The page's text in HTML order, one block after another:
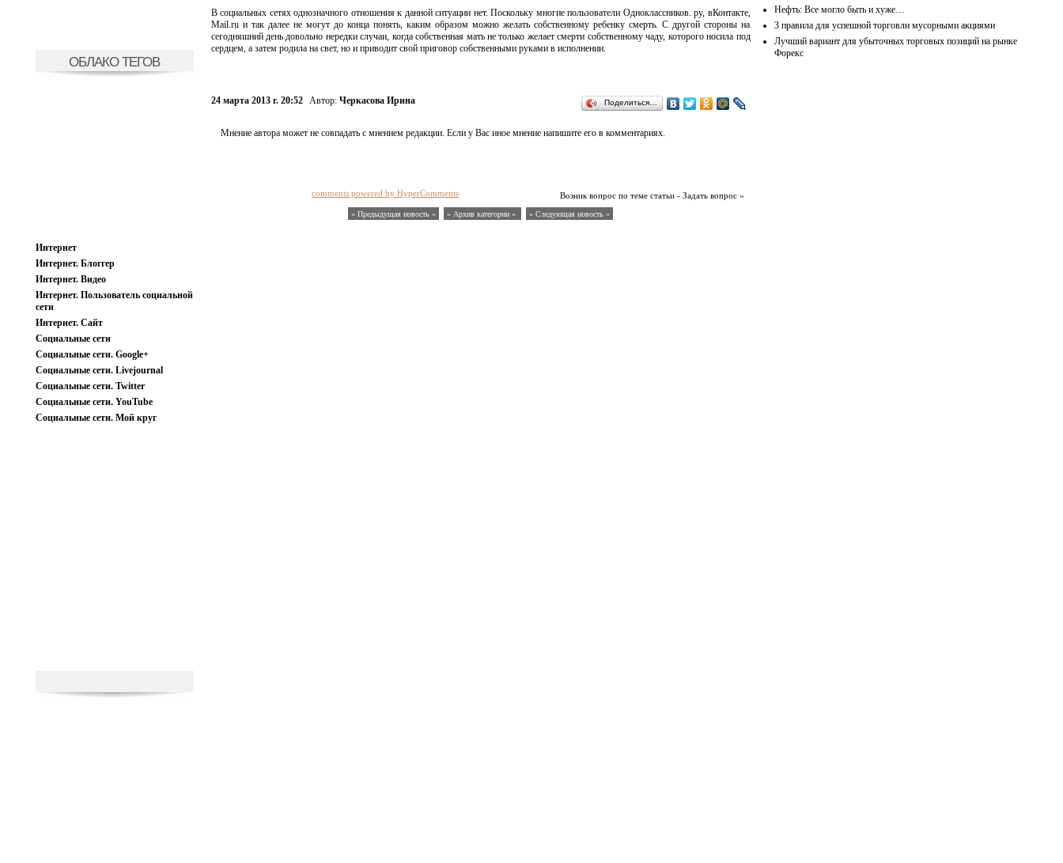
ОБЛАКО ТЕГОВ
Интернет
Интернет. Блоггер
Интернет. Видео
Интернет. Пользователь социальной
сети
Интернет. Сайт
Социальные сети
Социальные сети. Google+
Социальные сети. Livejournal
Социальные сети. Twitter
Социальные сети. YouTube
Социальные сети. Мой круг
В социальных сетях однозначного отношения к данной ситуации нет. Поскольку многие пользователи Одноклассников. ру, вКонтакте,
Mail.ru и так далее не могут до конца понять, каким образом можно желать собственному ребенку смерть. С другой стороны на
сегодняшний день довольно нередки случаи, когда собственная мать не только желает смерти собственному чаду, которого носила под
сердцем, а затем родила на свет, но и приводит свой приговор собственными руками в исполнении.
24 марта 2013 г. 20:52 Автор: Черкасова Ирина Поделиться…
Мнение автора может не совпадать с мнением редакции. Если у Вас иное мнение напишите его в комментариях.
Возник вопрос по теме статьи - Задать вопрос »
comments powered by HyperComments
« Предыдущая новость « » Архив категории « » Следующая новость »
Нефть: Все могло быть и хуже…
3 правила для успешной торговли мусорными акциями
Лучший вариант для убыточных торговых позиций на рынке
Форекс